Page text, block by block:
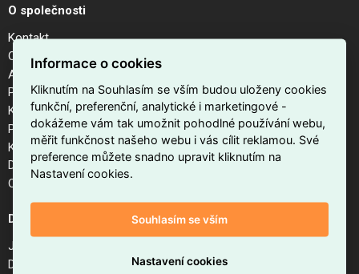
O společnosti
Kontakt
O nás
Aktuality
Podporujeme
Kalendář akcí
Pobočky
Kariéra
Dodavatelé
Odhlášení z newsletteru
Důležité odkazy
Jak nakupovat na EMAS.cz
Doprava a platba
Informace o cookies
Kliknutím na Souhlasím se vším budou uloženy cookies
funkční, preferenční, analytické i marketingové -
dokážeme vám tak umožnit pohodlné používání webu,
měřit funkčnost našeho webu i vás cílit reklamou. Své
preference můžete snadno upravit kliknutím na
Nastavení cookies.
Souhlasím se vším
Nastavení cookies